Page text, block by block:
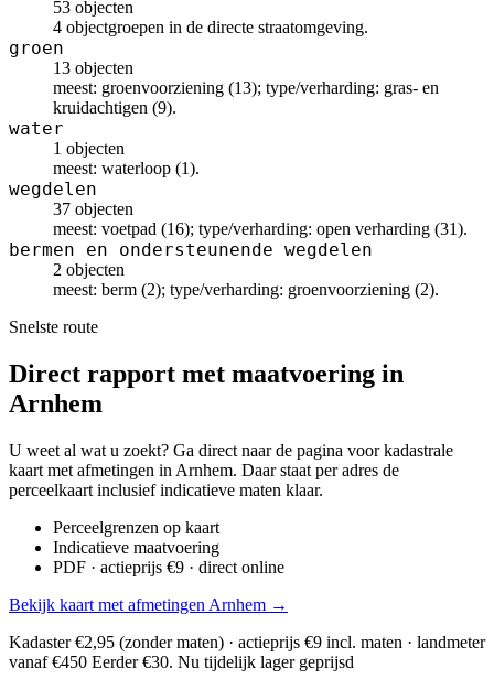
53 objecten
4 objectgroepen in de directe straatomgeving.
groen
13 objecten
meest: groenvoorziening (13); type/verharding: gras- en
kruidachtigen (9).
water
1 objecten
meest: waterloop (1).
wegdelen
37 objecten
meest: voetpad (16); type/verharding: open verharding (31).
bermen en ondersteunende wegdelen
2 objecten
meest: berm (2); type/verharding: groenvoorziening (2).
Snelste route
Direct rapport met maatvoering in
Arnhem
U weet al wat u zoekt? Ga direct naar de pagina voor kadastrale
kaart met afmetingen in Arnhem. Daar staat per adres de
perceelkaart inclusief indicatieve maten klaar.
Perceelgrenzen op kaart
Indicatieve maatvoering
PDF · actieprijs €9 · direct online
Bekijk kaart met afmetingen Arnhem →
Kadaster €2,95 (zonder maten) · actieprijs €9 incl. maten · landmeter
vanaf €450 Eerder €30. Nu tijdelijk lager geprijsd